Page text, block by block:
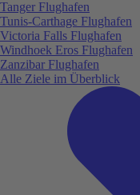
Tanger Flughafen
Tunis-Carthage Flughafen
Victoria Falls Flughafen
Windhoek Eros Flughafen
Zanzibar Flughafen
Alle Ziele im Überblick